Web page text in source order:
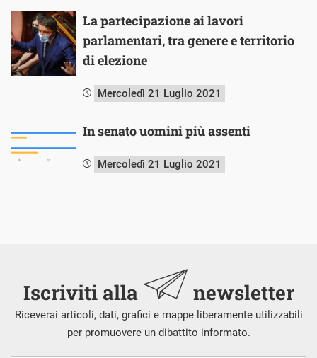
La partecipazione ai lavori
parlamentari, tra genere e territorio
di elezione
Mercoledì 21 Luglio 2021
In senato uomini più assenti
Mercoledì 21 Luglio 2021
Iscriviti alla newsletter
Riceverai articoli, dati, grafici e mappe liberamente utilizzabili
per promuovere un dibattito informato.